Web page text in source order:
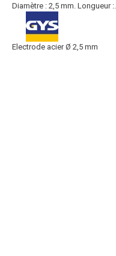
Diamètre : 2,5 mm. Longueur :...
Electrode acier Ø 2,5 mm